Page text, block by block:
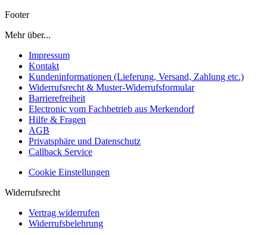
Footer
Mehr über...
Impressum
Kontakt
Kundeninformationen (Lieferung, Versand, Zahlung etc.)
Widerrufsrecht & Muster-Widerrufsformular
Barrierefreiheit
Electronic vom Fachbetrieb aus Merkendorf
Hilfe & Fragen
AGB
Privatsphäre und Datenschutz
Callback Service
Cookie Einstellungen
Widerrufsrecht
Vertrag widerrufen
Widerrufsbelehrung